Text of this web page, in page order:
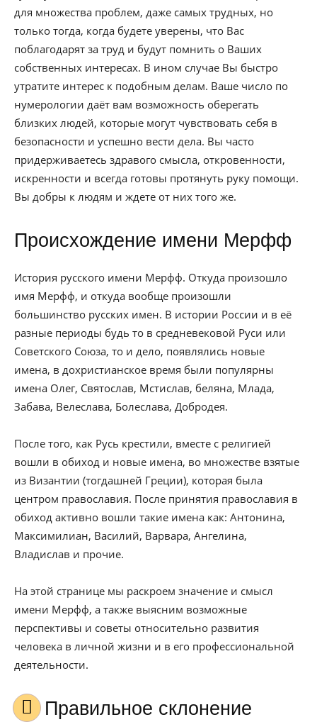
для множества проблем, даже самых трудных, но
только тогда, когда будете уверены, что Вас
поблагодарят за труд и будут помнить о Ваших
собственных интересах. В ином случае Вы быстро
утратите интерес к подобным делам. Ваше число по
нумерологии даёт вам возможность оберегать
близких людей, которые могут чувствовать себя в
безопасности и успешно вести дела. Вы часто
придерживаетесь здравого смысла, откровенности,
искренности и всегда готовы протянуть руку помощи.
Вы добры к людям и ждете от них того же.
Происхождение имени Мерфф
История русского имени Мерфф. Откуда произошло
имя Мерфф, и откуда вообще произошли
большинство русских имен. В истории России и в её
разные периоды будь то в средневековой Руси или
Советского Союза, то и дело, появлялись новые
имена, в дохристианское время были популярны
имена Олег, Святослав, Мстислав, беляна, Млада,
Забава, Велеслава, Болеслава, Добродея.
После того, как Русь крестили, вместе с религией
вошли в обиход и новые имена, во множестве взятые
из Византии (тогдашней Греции), которая была
центром православия. После принятия православия в
обиход активно вошли такие имена как: Антонина,
Максимилиан, Василий, Варвара, Ангелина,
Владислав и прочие.
На этой странице мы раскроем значение и смысл
имени Мерфф, а также выясним возможные
перспективы и советы относительно развития
человека в личной жизни и в его профессиональной
деятельности.
Правильное склонение